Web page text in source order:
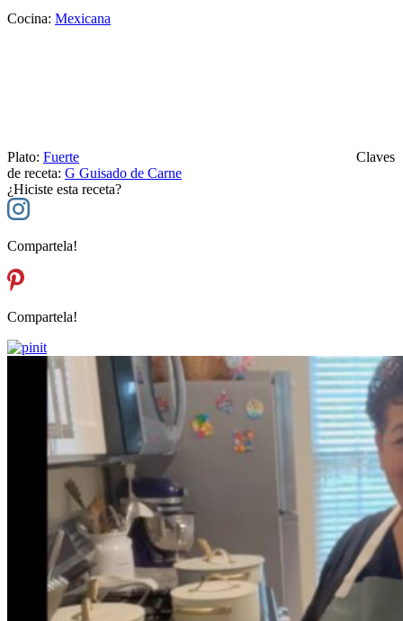
Cocina: Mexicana
Plato: Fuerte
Claves
de receta: G Guisado de Carne
¿Hiciste esta receta?
Compartela!
Compartela!